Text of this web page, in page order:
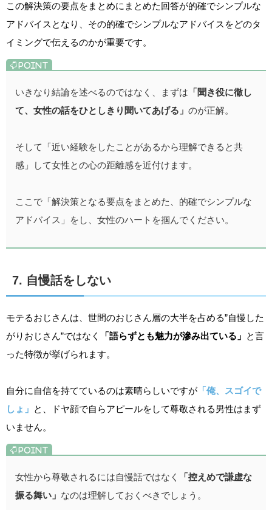
この解決策の要点をまとめにまとめた回答が的確でシンプルな
アドバイスとなり、その的確でシンプルなアドバイスをどのタ
イミングで伝えるのかが重要です。
いきなり結論を述べるのではなく、まずは 「聞き役に徹し
て、女性の話をひとしきり聞いてあげる」 のが正解。
そして「近い経験をしたことがあるから理解できると共
感」して女性との心の距離感を近付けます。
ここで「解決策となる要点をまとめた、的確でシンプルな
アドバイス」をし、女性のハートを掴んでください。
7. 自慢話をしない
モテるおじさんは、世間のおじさん層の大半を占める”自慢した
がりおじさん”ではなく
「語らずとも魅力が滲み出ている」 と言
った特徴が挙げられます。
自分に自信を持てているのは素晴らしいですが 「俺、スゴイで
しょ」 と、ドヤ顔で自らアピールをして尊敬される男性はまず
いません。
女性から尊敬されるには自慢話ではなく
「控えめで謙虚な
振る舞い」 なのは理解しておくべきでしょう。